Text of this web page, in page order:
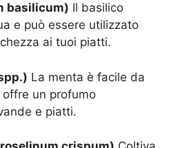
basilicum) Il basilico
e può essere utilizzato
ai tuoi piatti.
La menta è facile da
un profumo
e piatti.